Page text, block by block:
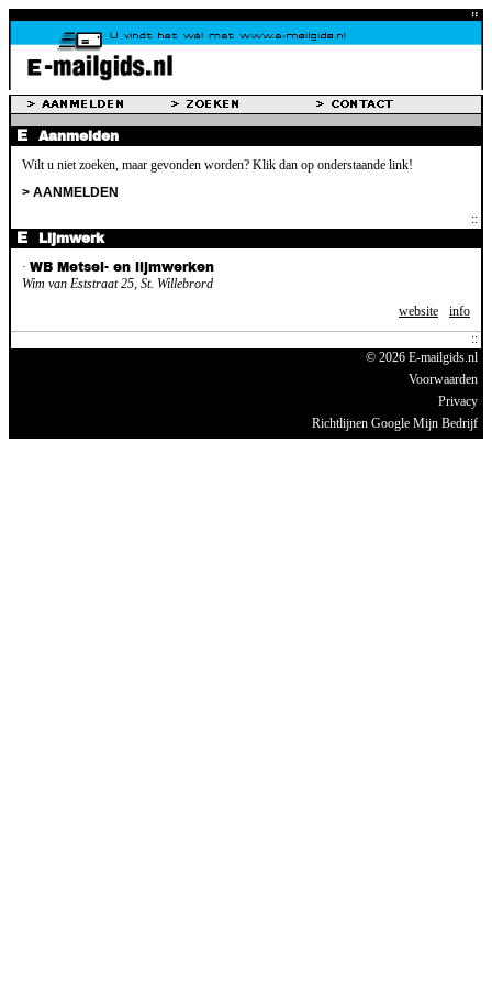
Aanmelden
Wilt u niet zoeken, maar gevonden worden? Klik dan op onderstaande link!
> AANMELDEN
Lijmwerk
· WB Metsel- en lijmwerken
Wim van Eststraat 25, St. Willebrord
website
info
© 2026 E-mailgids.nl
Voorwaarden
Privacy
Richtlijnen Google Mijn Bedrijf